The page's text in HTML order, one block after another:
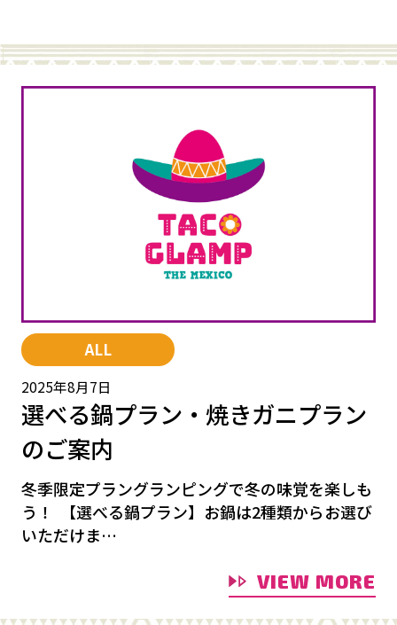
ALL
2025年8月7日
選べる鍋プラン・焼きガニプラン
のご案内
冬季限定プラングランピングで冬の味覚を楽しも
う！ 【選べる鍋プラン】お鍋は2種類からお選び
いただけま…
VIEW MORE